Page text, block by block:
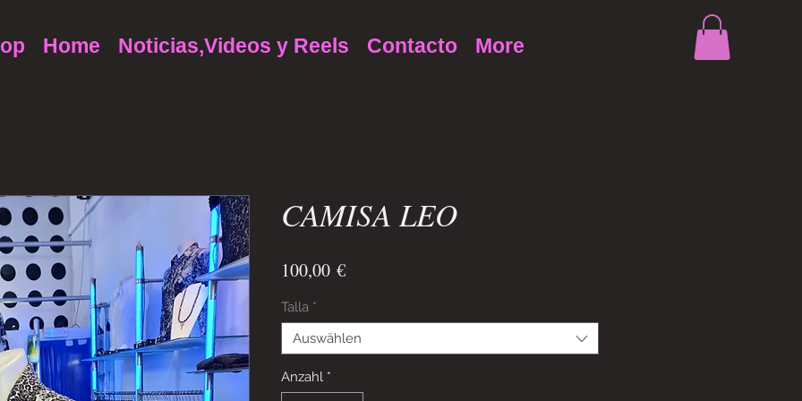
Home Noticias,Videos y Reels Contacto More
CAMISA LEO
100,00 €Preis
Talla *
Auswählen
Anzahl *